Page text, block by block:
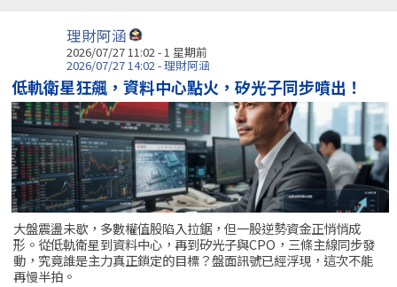
理財阿涵
2026/07/27 11:02 - 1 星期前
2026/07/27 14:02 - 理財阿涵
低軌衛星狂飆，資料中心點火，矽光子同步噴出！
大盤震盪未歇，多數權值股陷入拉鋸，但一股逆勢資金正悄悄成
形。從低軌衛星到資料中心，再到矽光子與CPO，三條主線同步發
動，究竟誰是主力真正鎖定的目標？盤面訊號已經浮現，這次不能
再慢半拍。